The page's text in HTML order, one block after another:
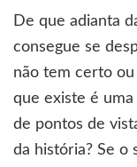
De que adianta
consegue se
não tem certo
que existe é
de pontos de
da história? Se o